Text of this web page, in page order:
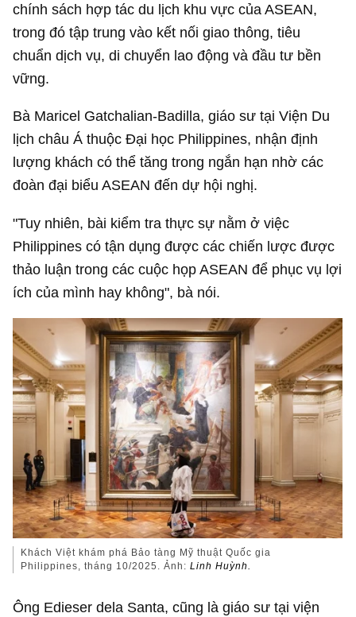
chính sách hợp tác du lịch khu vực của ASEAN,
trong đó tập trung vào kết nối giao thông, tiêu
chuẩn dịch vụ, di chuyển lao động và đầu tư bền
vững.
Bà Maricel Gatchalian-Badilla, giáo sư tại Viện Du
lịch châu Á thuộc Đại học Philippines, nhận định
lượng khách có thể tăng trong ngắn hạn nhờ các
đoàn đại biểu ASEAN đến dự hội nghị.
"Tuy nhiên, bài kiểm tra thực sự nằm ở việc
Philippines có tận dụng được các chiến lược được
thảo luận trong các cuộc họp ASEAN để phục vụ lợi
ích của mình hay không", bà nói.
Khách Việt khám phá Bảo tàng Mỹ thuật Quốc gia
Philippines, tháng 10/2025. Ảnh:Linh Huỳnh.
Ông Edieser dela Santa, cũng là giáo sư tại viện